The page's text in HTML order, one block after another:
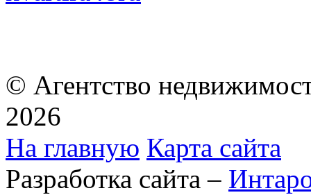
© Агентство
2026
На главную Карта сайта
Разработка сайта –